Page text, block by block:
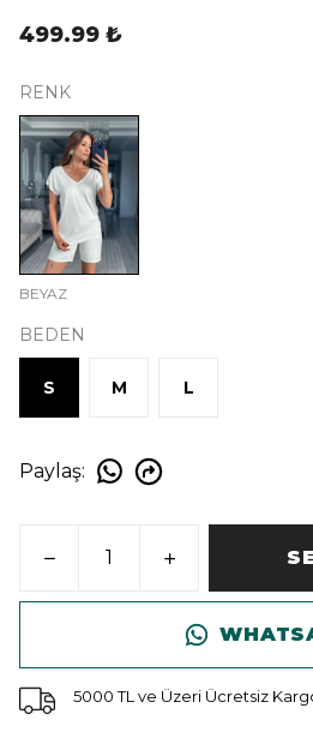
499.99 ₺
RENK
BEYAZ
BEDEN
S M L
Paylaş:
5000 TL ve Üzeri Ücretsiz